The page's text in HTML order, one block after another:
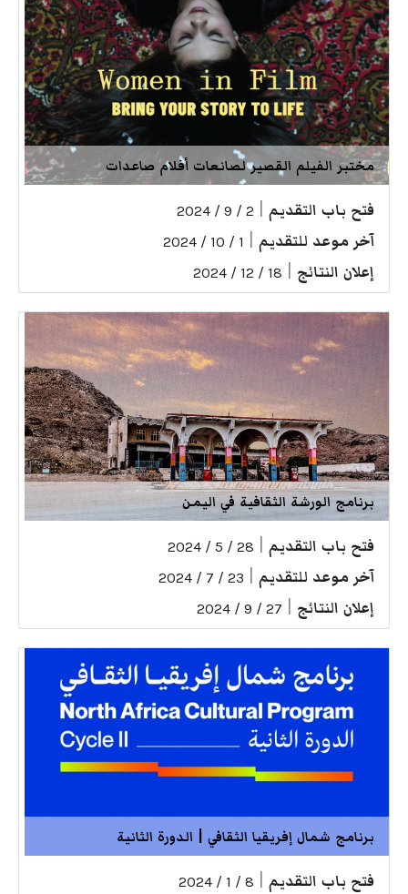
مختبر الفيلم القصير لصانعات أفلام صاعدات
فتح باب التقديم 2 / 9 / 2024
آخر موعد للتقديم 1 / 10 / 2024
إعلان النتائج 18 / 12 / 2024
برنامج الورشة الثقافية في اليمن
فتح باب التقديم 28 / 5 / 2024
آخر موعد للتقديم 23 / 7 / 2024
إعلان النتائج 27 / 9 / 2024
برنامج شمال إفريقيا الثقافي | الدورة الثانية
فتح باب التقديم 8 / 1 / 2024